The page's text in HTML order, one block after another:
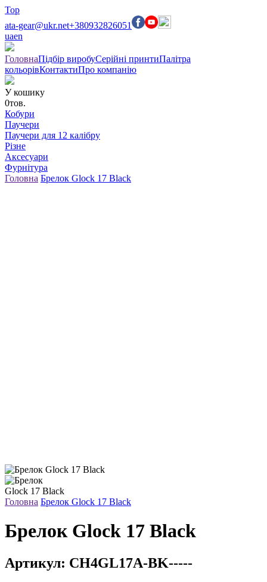
Top
ata-gear@ukr.net+380932826051
uaen
ГоловнаПідбір виробуСерійні принтиПалітра
кольорівКонтактиПро компанію
У кошику
0тов.
Кобури
Паучери
Паучери для 12 калібру
Різне
Аксесуари
Фурнітура
Головна Брелок Glock 17 Black
Головна Брелок Glock 17 Black
Брелок Glock 17 Black
Артикул: CH4GL17A-BK-----